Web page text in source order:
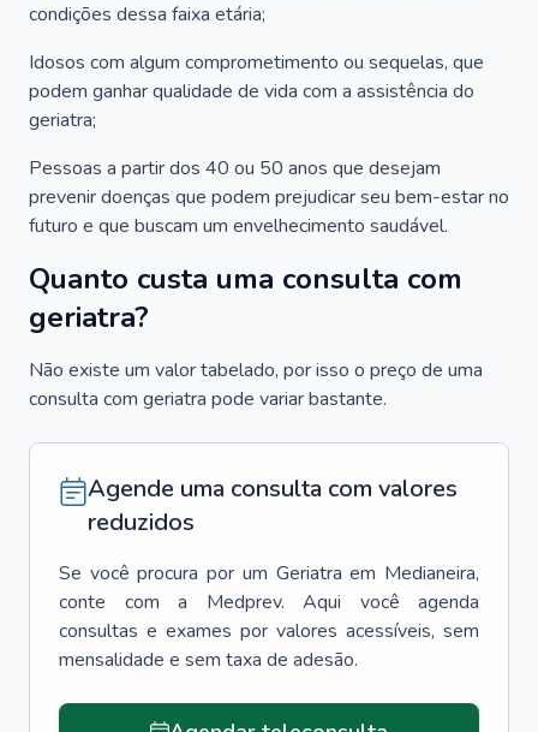
condições dessa faixa etária;
Idosos com algum comprometimento ou sequelas, que
podem ganhar qualidade de vida com a assistência do
geriatra;
Pessoas a partir dos 40 ou 50 anos que desejam
prevenir doenças que podem prejudicar seu bem-estar no
futuro e que buscam um envelhecimento saudável.
Quanto custa uma consulta com
geriatra?
Não existe um valor tabelado, por isso o preço de uma
consulta com geriatra pode variar bastante.
Agende uma consulta com valores
reduzidos
Se você procura por um Geriatra em Medianeira,
conte com a Medprev. Aqui você agenda
consultas e exames por valores acessíveis, sem
mensalidade e sem taxa de adesão.